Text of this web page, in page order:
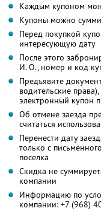
Каждым купоном
Купоны можно
Перед покупкой
интересующую дату
После этого
И. О., номер и код
Предъявите
водительские
электронный купон
Об отмене заезда
считаться
Перенести дату
только с
поселка
Скидка не
компании
Информацию по
компании: +7 (968)